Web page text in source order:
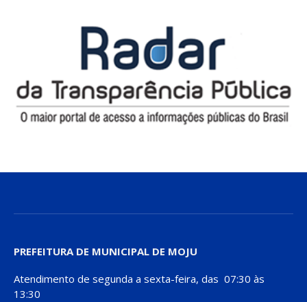
PREFEITURA DE MUNICIPAL DE MOJU
Atendimento de segunda a sexta-feira, das 07:30 às
13:30